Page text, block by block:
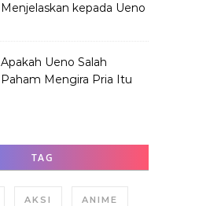
Menjelaskan kepada Ueno
Apakah Ueno Salah
Paham Mengira Pria Itu
TAG
AKSI ANIME